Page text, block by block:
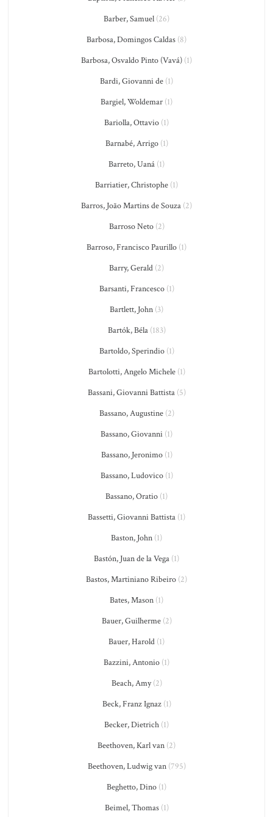
Barber, Samuel (26)
Barbosa, Domingos Caldas (8)
Barbosa, Osvaldo Pinto (Vavá) (1)
Bardi, Giovanni de (1)
Bargiel, Woldemar (1)
Bariolla, Ottavio (1)
Barnabé, Arrigo(1)
Barreto, Uaná (1)
Barriatier, Christophe (1)
Barros, João Martins de Souza (2)
Barroso Neto(2)
Barroso, Francisco Paurillo (1)
Barry, Gerald (2)
Barsanti, Francesco(1)
Bartlett, John (3)
Bartók, Béla(183)
Bartoldo, Sperindio(1)
Bartolotti, Angelo Michele(1)
Bassani, Giovanni Battista(5)
Bassano, Augustine(2)
Bassano, Giovanni (1)
Bassano, Jeronimo(1)
Bassano, Ludovico(1)
Bassano, Oratio (1)
Bassetti, Giovanni Battista (1)
Baston, John (1)
Bastón, Juan de la Vega (1)
Bastos, Martiniano Ribeiro (2)
Bates, Mason (1)
Bauer, Guilherme(2)
Bauer, Harold (1)
Bazzini, Antonio (1)
Beach, Amy(2)
Beck, Franz Ignaz(1)
Becker, Dietrich (1)
Beethoven, Karl van (2)
Beethoven, Ludwig van(795)
Beghetto, Dino (1)
Beimel, Thomas(1)